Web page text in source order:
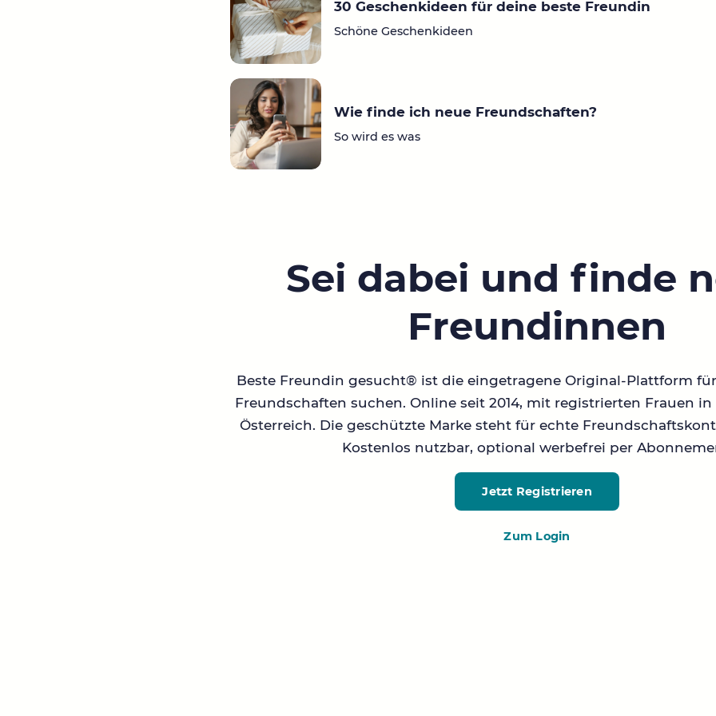
30 Geschenkideen für deine beste Freundin
Schöne Geschenkideen
Wie finde ich neue Freundschaften?
So wird es was
Sei dabei und finde
Freundinnen
Beste Freundin gesucht® ist die eingetragene Original-Plattform
Freundschaften suchen. Online seit 2014, mit registrierten Frauen
Österreich. Die geschützte Marke steht für echte
Kostenlos nutzbar, optional werbefrei per
Jetzt Registrieren
Zum Login